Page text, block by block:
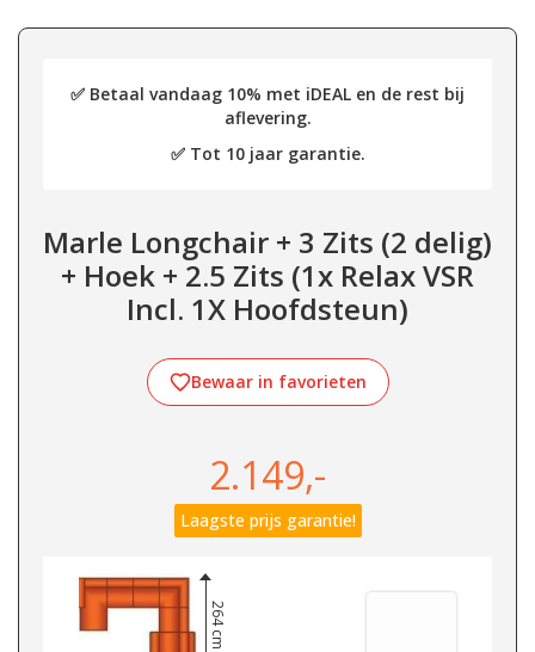
✅ Betaal vandaag 10% met iDEAL en de rest bij
aflevering.
✅ Tot 10 jaar garantie.
Marle Longchair + 3 Zits (2 delig)
+ Hoek + 2.5 Zits (1x Relax VSR
Incl. 1X Hoofdsteun)
Bewaar in favorieten
2.149,-
Laagste prijs garantie!
264 cm